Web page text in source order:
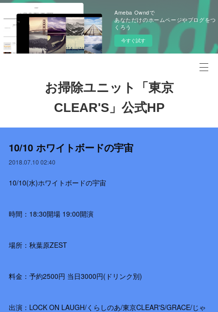
Ameba Owndで
あなただけのホームページやブログをつ
くろう
今すぐ試す
お掃除ユニット「東京
CLEAR'S」公式HP
10/10 ホワイトボードの宇宙
2018.07.10 02:40
10/10(水)ホワイトボードの宇宙
時間：18:30開場 19:00開演
場所：秋葉原ZEST
料金：予約2500円 当日3000円(ドリンク別)
出演：LOCK ON LAUGH/くらしのあ/東京CLEAR'S/GRACE/じゃ